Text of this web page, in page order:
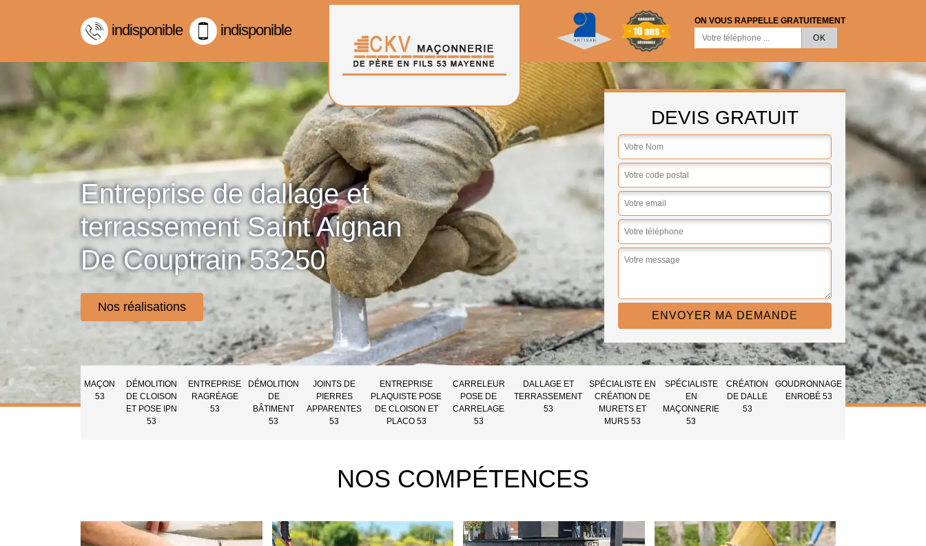
indisponible indisponible
ON VOUS RAPPELLE GRATUITEMENT
Entreprise de dallage et
terrassement Saint Aignan
De Couptrain 53250
Nos réalisations
DEVIS GRATUIT
MAÇON
53
DÉMOLITION
DE CLOISON
ET POSE IPN
53
ENTREPRISE
RAGRÉAGE
53
DÉMOLITION
DE
BÂTIMENT
53
JOINTS DE
PIERRES
APPARENTES
53
ENTREPRISE
PLAQUISTE POSE
DE CLOISON ET
PLACO 53
CARRELEUR
POSE DE
CARRELAGE
53
DALLAGE ET
TERRASSEMENT
53
SPÉCIALISTE EN
CRÉATION DE
MURETS ET
MURS 53
SPÉCIALISTE
EN
MAÇONNERIE
53
CRÉATION
DE DALLE
53
GOUDRONNAGE
ENROBÉ 53
NOS COMPÉTENCES